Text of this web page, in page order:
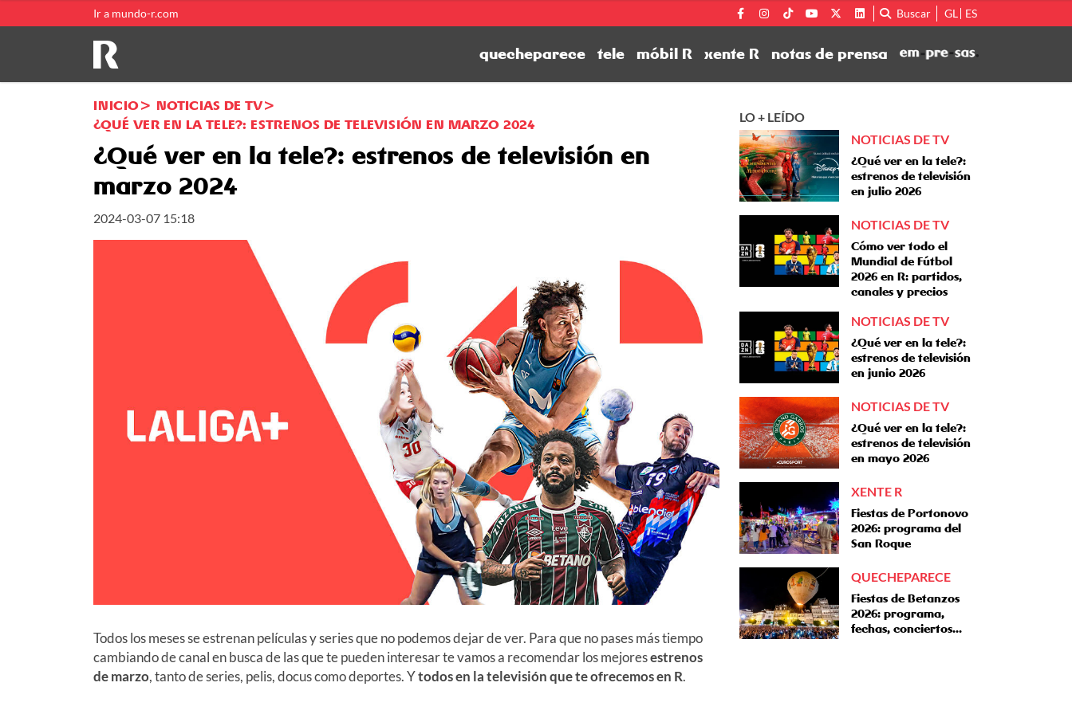
Ir a mundo-r.com Buscar GL ES
quecheparece tele móbil R xente R notas de prensa
INICIO
NOTICIAS DE TV
¿QUÉ VER EN LA TELE?: ESTRENOS DE TELEVISIÓN EN MARZO 2024
¿Qué ver en la tele?: estrenos de televisión en
marzo 2024
2024-03-07 15:18
Todos los meses se estrenan películas y series que no podemos dejar de ver. Para que no pases más tiempo
cambiando de canal en busca de las que te pueden interesar te vamos a recomendar los mejoresestrenos
de marzo, tanto de series, pelis, docus como deportes. Ytodos en la televisión que te ofrecemos en R.
LO + LEÍDO
NOTICIAS DE TV
¿Qué ver en la tele?:
estrenos de televisión
en julio 2026
NOTICIAS DE TV
Cómo ver todo el
Mundial de Fútbol
2026 en R: partidos,
canales y precios
NOTICIAS DE TV
¿Qué ver en la tele?:
estrenos de televisión
en junio 2026
NOTICIAS DE TV
¿Qué ver en la tele?:
estrenos de televisión
en mayo 2026
XENTE R
Fiestas de Portonovo
2026: programa del
San Roque
QUECHEPARECE
Fiestas de Betanzos
2026: programa,
fechas, conciertos...